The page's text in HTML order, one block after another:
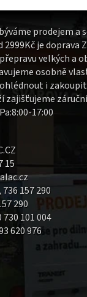
prodejem a
je doprava
velkých a
osobně
i
zajišťujeme
17:00
15
157 290
290
101 004
620 976